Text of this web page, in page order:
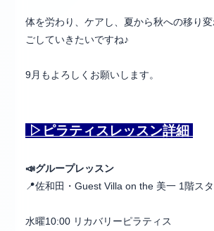
体を労わり、ケアし、夏から秋への移り
ごしていきたいですね♪
9月もよろしくお願いします。
▷ピラティス レッスン詳細
📣グループレッスン
📍佐和田・Guest Villa on the 美一 1階ス
水曜10:00 リカバリーピラティス